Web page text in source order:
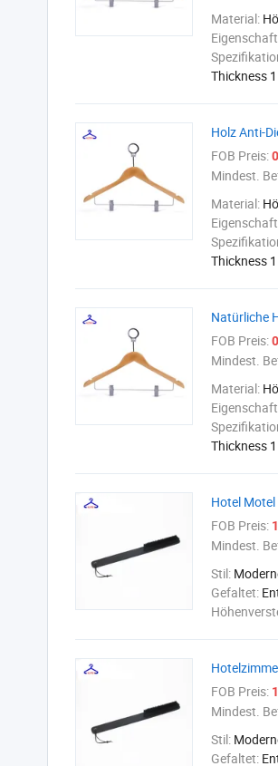
Material:
Thickness
Holz Anti-
FOB Preis:
Mindest.
Material:
Thickness
Natürliche
FOB Preis:
Mindest.
Material:
Thickness
Hotel
FOB Preis:
Mindest.
Stil:
Gefaltet:
FOB Preis:
Mindest.
Stil:
Gefaltet: